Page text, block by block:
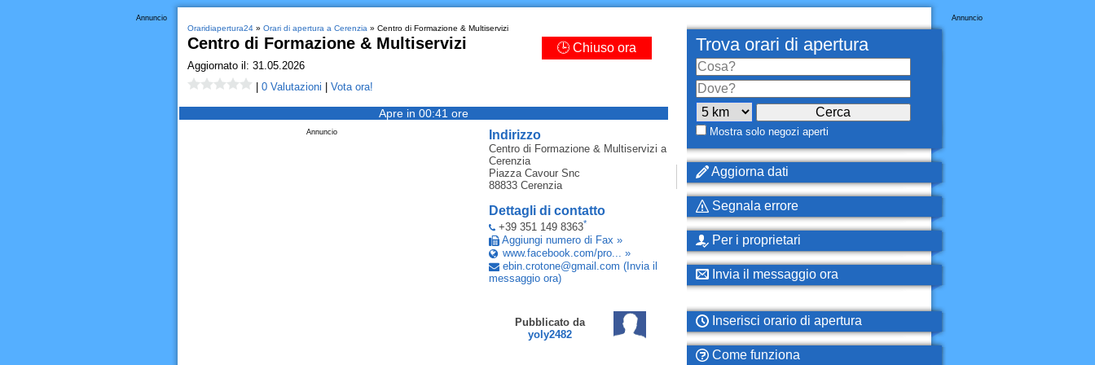
Annuncio
Oraridiapertura24» Orari di apertura a Cerenzia » Centro di Formazione & Multiservizi
Centro di Formazione & Multiservizi 🕒 Chiuso ora
Aggiornato il: 31.05.2026
0 Valutazioni Vota ora!
Apre in 00:41 ore
Indirizzo
Centro di Formazione & Multiservizi a
Cerenzia
Piazza Cavour Snc
88833 Cerenzia
Dettagli di contatto
+39 351 149 8363*
Aggiungi numero di Fax »
www.facebook.com/pro... »
ebin.crotone@gmail .com (Invia il
messaggio ora)
Pubblicato da
yoly2482
Annuncio
Annuncio
Trova orari di apertura
Mostra solo negozi aperti
Aggiorna dati
Segnala errore
Per i proprietari
Invia il messaggio ora
Inserisci orario di apertura
Come funziona